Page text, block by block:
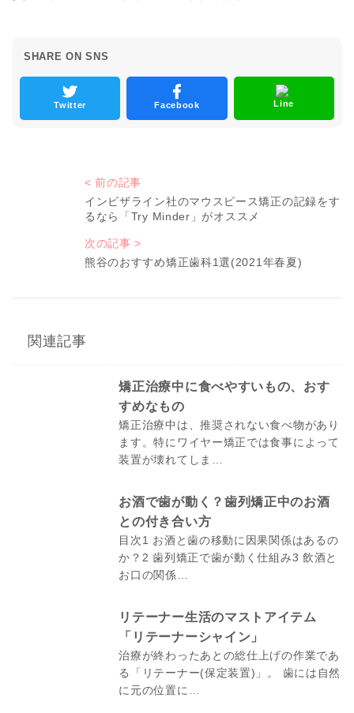
SHARE ON SNS
Twitter Facebook Line
< 前の記事
インビザライン社のマウスピース矯正の記録をす
るなら「Try Minder」がオススメ
次の記事 >
熊谷のおすすめ矯正歯科1選(2021年春夏)
関連記事
矯正治療中に食べやすいもの、おす
すめなもの
矯正治療中は、推奨されない食べ物があり
ます。特にワイヤー矯正では食事によって
装置が壊れてしま…
お酒で歯が動く？歯列矯正中のお酒
との付き合い方
目次1 お酒と歯の移動に因果関係はあるの
か？2 歯列矯正で歯が動く仕組み3 飲酒と
お口の関係…
リテーナー生活のマストアイテム
「リテーナーシャイン」
治療が終わったあとの総仕上げの作業であ
る「リテーナー(保定装置)」。 歯には自然
に元の位置に…